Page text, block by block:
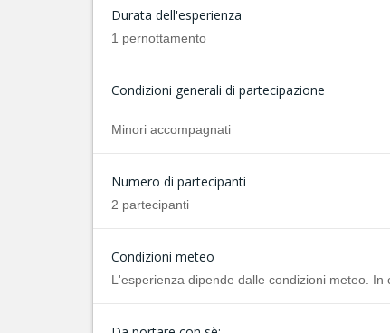
Durata dell'esperienza
1 pernottamento
Condizioni generali di partecipazione
Minori accompagnati
Numero di partecipanti
2 partecipanti
Condizioni meteo
L'esperienza dipende dalle condizioni meteo.